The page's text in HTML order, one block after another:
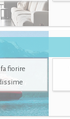
fiorire